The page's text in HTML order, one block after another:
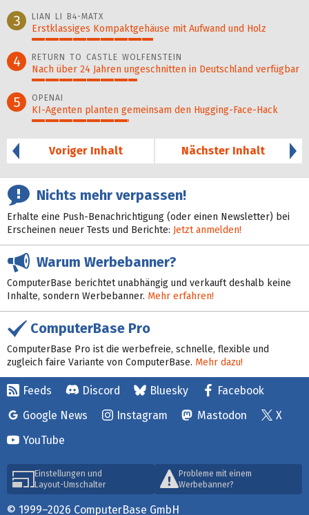
3 LIAN LI B4-MATX
Erstklassiges Kompaktgehäuse mit Aufwand und Holz
4 RETURN TO CASTLE WOLFENSTEIN
Nach über 24 Jahren ungeschnitten in Deutschland verfügbar
5 OPENAI
KI-Agenten planten gemein­sam den Hugging-Face-Hack
Voriger Inhalt
Nächster Inhalt
Nichts mehr verpassen!
Erhalte eine Push-Benachrichtigung (oder einen Newsletter) bei
Erscheinen neuer Tests und Berichte: Jetzt anmelden!
Warum Werbebanner?
ComputerBase berichtet unabhängig und verkauft deshalb keine
Inhalte, sondern Werbebanner. Mehr erfahren!
ComputerBase Pro
ComputerBase Pro ist die werbefreie, schnelle, flexible und
zugleich faire Variante von ComputerBase. Mehr dazu!
Feeds Discord Bluesky
Facebook
Google News
Instagram Mastodon
X
YouTube
Einstellungen und
Layout-Umschalter
Probleme mit einem
Werbebanner?
© 1999–2026 ComputerBase GmbH